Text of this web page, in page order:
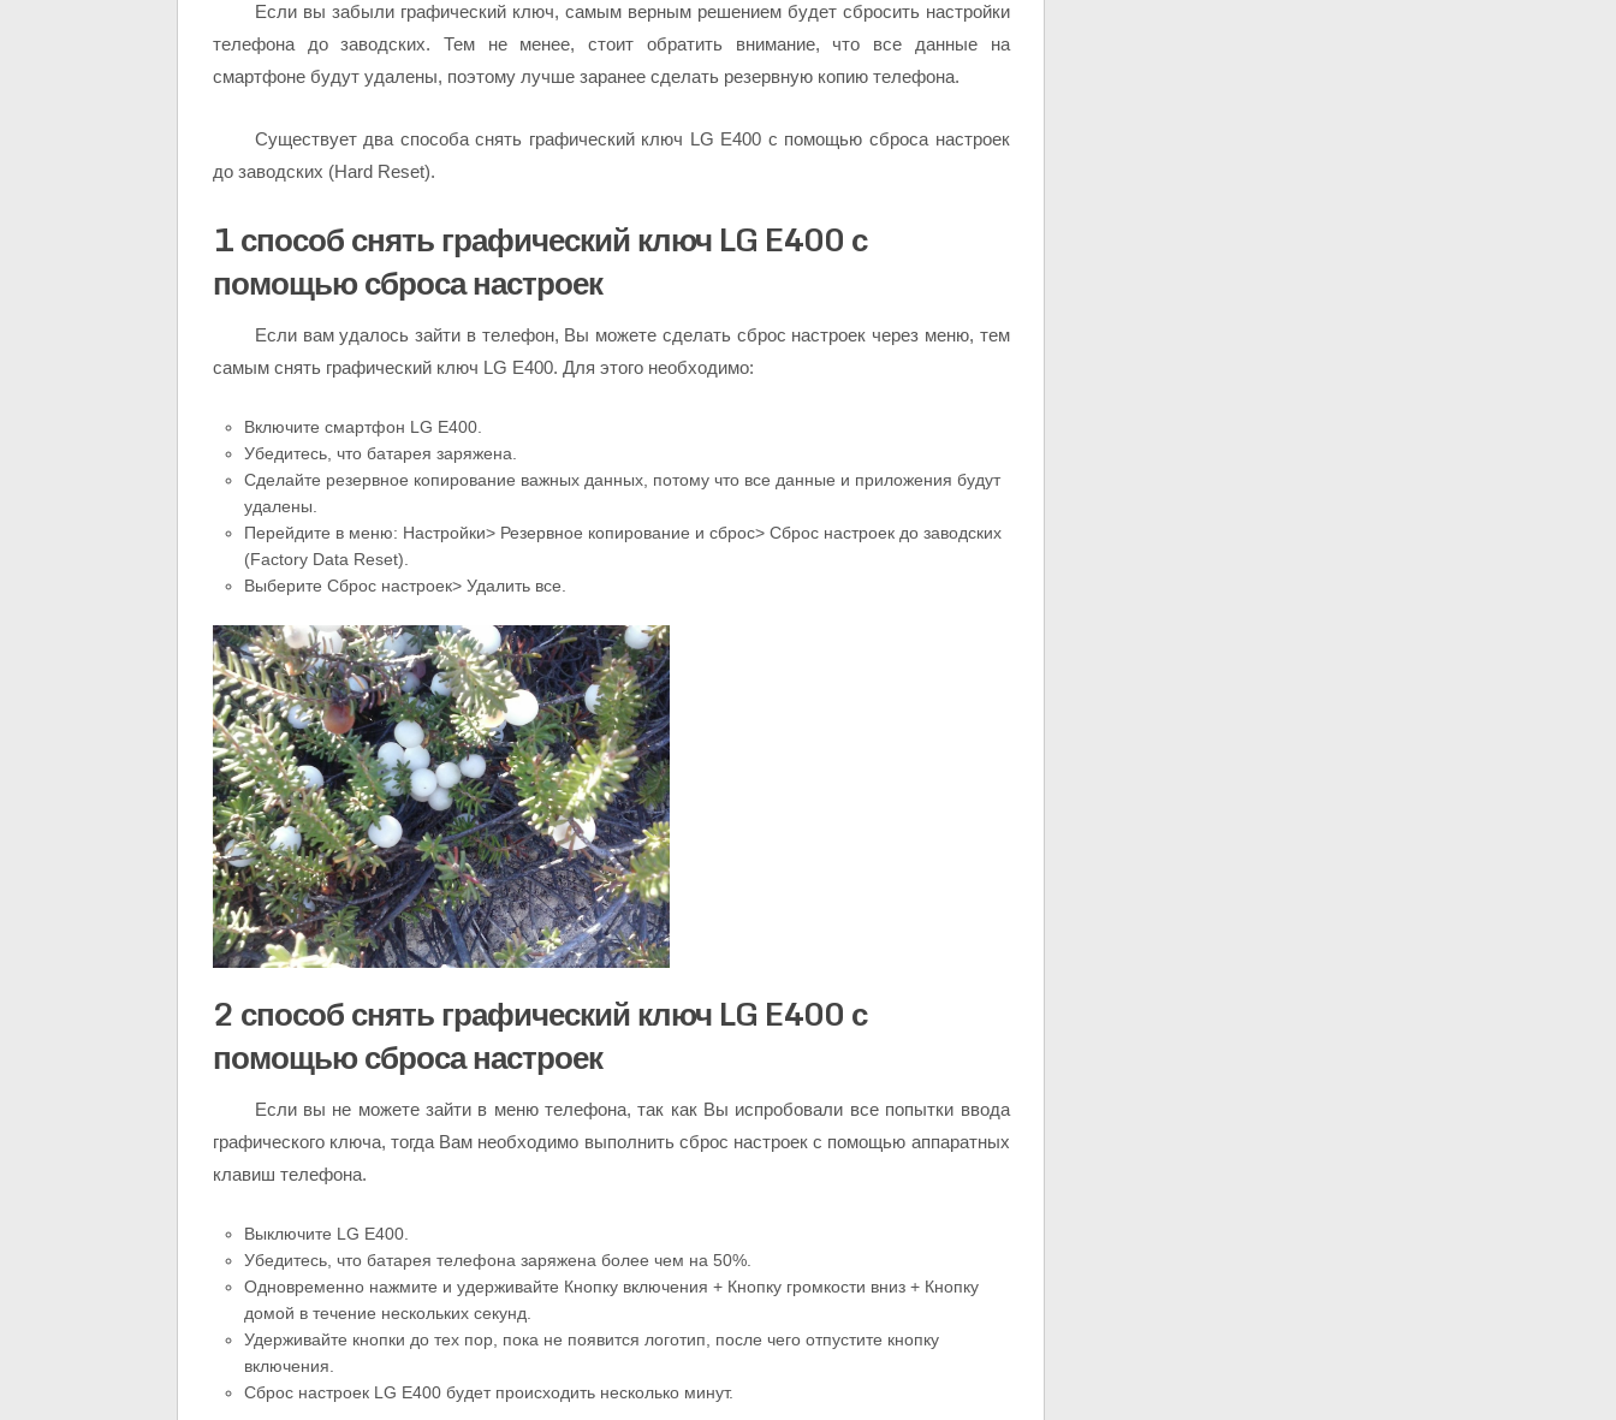
Если вы забыли графический ключ, самым верным решением будет сбросить настройки
телефона до заводских. Тем не менее, стоит обратить внимание, что все данные на
смартфоне будут удалены, поэтому лучше заранее сделать резервную копию телефона.
Существует два способа снять графический ключ LG E400 с помощью сброса настроек
до заводских (Hard Reset).
1 способ снять графический ключ LG E400 с
помощью сброса настроек
Если вам удалось зайти в телефон, Вы можете сделать сброс настроек через меню, тем
самым снять графический ключ LG E400. Для этого необходимо:
Включите смартфон LG E400.
Убедитесь, что батарея заряжена.
Сделайте резервное копирование важных данных, потому что все данные и приложения будут
удалены.
Перейдите в меню: Настройки> Резервное копирование и сброс> Сброс настроек до заводских
(Factory Data Reset).
Выберите Сброс настроек> Удалить все.
2 способ снять графический ключ LG E400 с
помощью сброса настроек
Если вы не можете зайти в меню телефона, так как Вы испробовали все попытки ввода
графического ключа, тогда Вам необходимо выполнить сброс настроек с помощью аппаратных
клавиш телефона.
Выключите LG E400.
Убедитесь, что батарея телефона заряжена более чем на 50%.
Одновременно нажмите и удерживайте Кнопку включения + Кнопку громкости вниз + Кнопку
домой в течение нескольких секунд.
Удерживайте кнопки до тех пор, пока не появится логотип, после чего отпустите кнопку
включения.
Сброс настроек LG E400 будет происходить несколько минут.